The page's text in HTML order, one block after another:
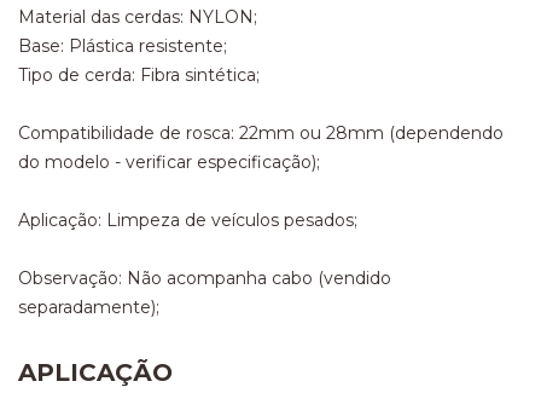
Material das cerdas: NYLON;
Base: Plástica resistente;
Tipo de cerda: Fibra sintética;
Compatibilidade de rosca: 22mm ou 28mm (dependendo
do modelo - verificar especificação);
Aplicação: Limpeza de veículos pesados;
Observação: Não acompanha cabo (vendido
separadamente);
APLICAÇÃO